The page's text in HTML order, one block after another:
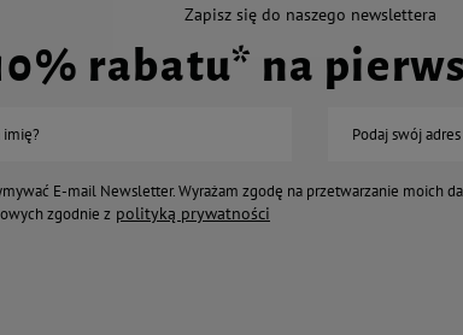
Zapisz się do naszego newslettera
rabatu* na
imię? Podaj swój
E-mail Newsletter. Wyrażam zgodę na przetwarzanie moich
zgodnie z polityką prywatności